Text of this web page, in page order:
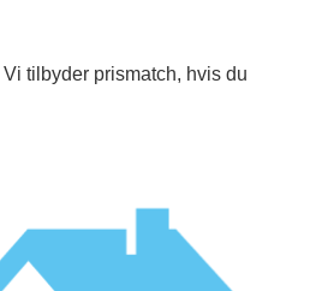
tilbyder prismatch, hvis du